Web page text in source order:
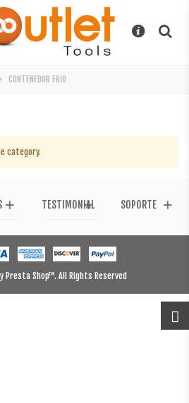
> CONTENEDOR FRIO
category.
TESTIMONIAL SOPORTE
Presta Shop™. All Rights Reserved